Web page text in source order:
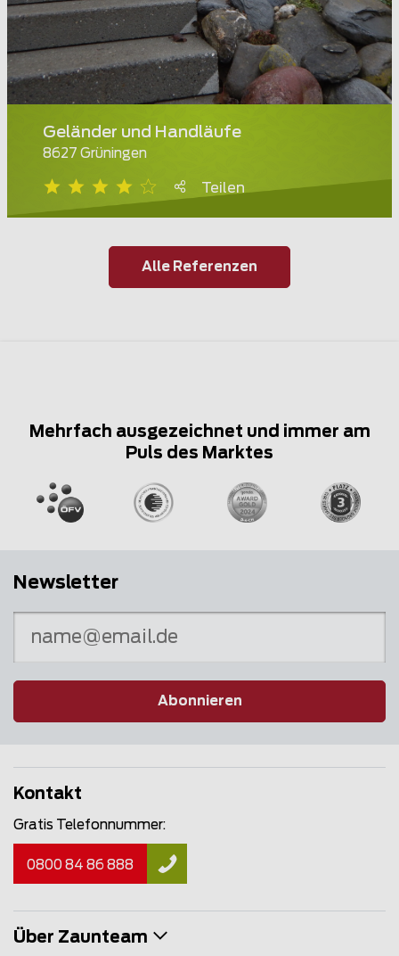
Geländer und Handläufe
8627 Grüningen
Teilen
Alle Referenzen
Mehrfach ausgezeichnet und immer am
Puls des Marktes
Newsletter
Abonnieren
Kontakt
Gratis Telefonnummer:
0800 84 86 888
Über Zaunteam